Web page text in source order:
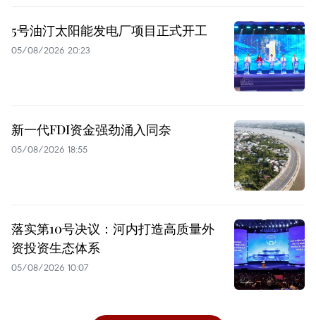
5号油汀太阳能发电厂项目正式开工
05/08/2026 20:23
新一代FDI资金强劲涌入同奈
05/08/2026 18:55
落实第10号决议：河内打造高质量外
资投资生态体系
05/08/2026 10:07